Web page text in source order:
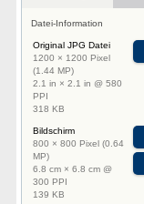
Datei-Information
Original JPG Datei
1200 × 1200 Pixel
(1.44 MP)
2.1 in × 2.1 in @ 580
PPI
318 KB
Bildschirm
800 × 800 Pixel (0.64
MP)
6.8 cm × 6.8 cm @
300 PPI
139 KB